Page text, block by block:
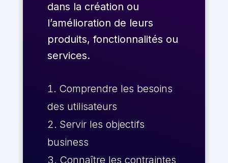
dans la création ou
l’amélioration de leurs
produits, fonctionnalités ou
services.
Comprendre les besoins
des utilisateurs
Servir les objectifs
business
Connaître les contraintes